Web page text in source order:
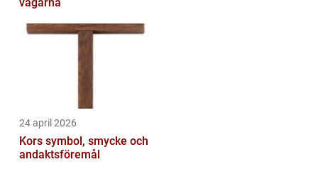
24 april 2026
Kors symbol, smycke och
andaktsföremål